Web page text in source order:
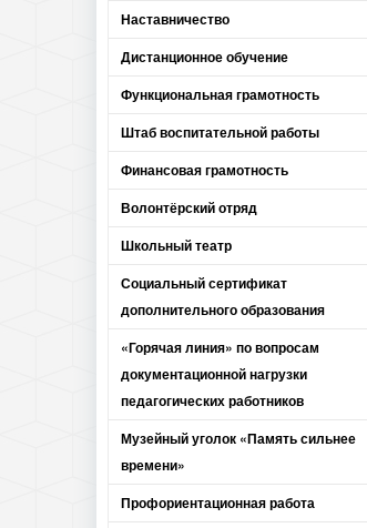
Наставничество
Дистанционное обучение
Функциональная грамотность
Штаб воспитательной работы
Финансовая грамотность
Волонтёрский отряд
Школьный театр
Социальный сертификат
дополнительного образования
«Горячая линия» по вопросам
документационной нагрузки
педагогических работников
Музейный уголок «Память сильнее
времени»
Профориентационная работа